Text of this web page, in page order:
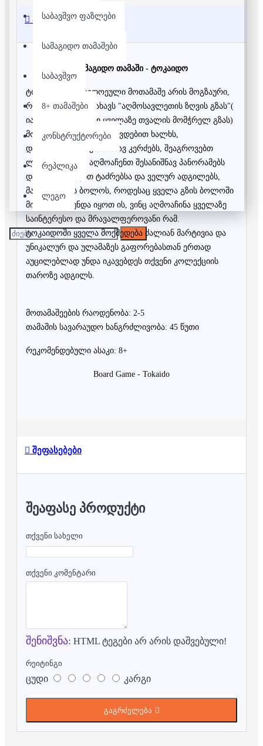
საბავშვო ფაზლები
სამაგიდო თამაშები
საბავშვო
8+ თამაშები
კონსტრუქტორები
რეპლიკა
ლეგო
აღწერა
სამაგიდო თამაში - ტოკაიდო
ტოკაიდო - ში თითოეული მოთამაშე არის მოგზაური,
რომელიც გადალახავს "აღმოსავლეთის ზღვის გზას"(
იაპონიის ერთ-ერთ ყველაზე თვალის მომჭრელ გზას)
მოგზაურობის დროს შეხვდებით ხალხს,
დააგემოვნებთ შესანიშნავ კერძებს, შეაგროვებთ
ლამაზ ნივთებს, აღმოაჩენთ შესანიშნავ პანორამებს
და მოინახულებთ ტაძრებსა და ველურ ადგილებს,
მაგრამ დღის ბოლოს, როდესაც ყველა გზის ბოლოში
მივა. თქვენ უნდა იყოთ ის, ვინც აღმოაჩინა ყველაზე
საინტერესო და მრავალფეროვანი რამ.
ტოკაიდოში ყველა მოქმედება ძალიან მარტივია და
უნიკალურ და ულამაზეს გაფორებასთან ერთად
აუცილებლად უნდა იკავებდეს თქვენი კოლექციის
თაროზე ადგილს.
მოთამაშეების რაოდენობა: 2-5
თამაშის სავარაუდო ხანგრძლივობა: 45 წუთი
რეკომენდებული ასაკი: 8+
Board Game - Tokaido
შეფასებები
ᲨᲔᲐᲤᲐᲡᲔ ᲞᲠᲝᲓᲣᲥᲢᲘ
თქვენი სახელი
თქვენი კომენტარი
შენიშვნა: HTML ტეგები არ არის დაშვებული!
რეიტინგი
ცუდი კარგი
გაგრძელება